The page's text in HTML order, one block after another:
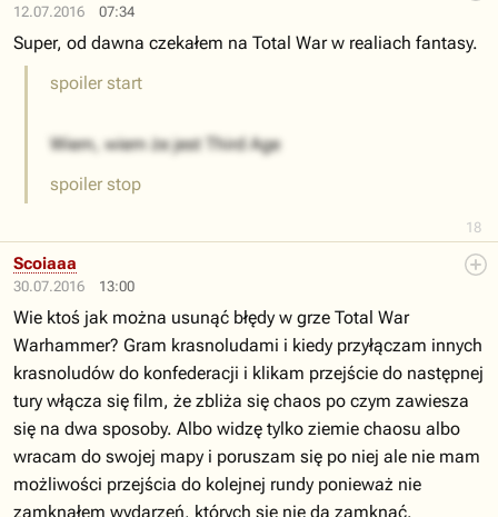
12.07.2016 07:34
18
Super, od dawna czekałem na Total War w realiach fantasy.
spoiler start
Wiem, wiem że jest Third Age
spoiler stop
30.07.2016 13:00
Scoiaaa
Wie ktoś jak można usunąć błędy w grze Total War
Warhammer? Gram krasnoludami i kiedy przyłączam innych
krasnoludów do konfederacji i klikam przejście do następnej
tury włącza się film, że zbliża się chaos po czym zawiesza
się na dwa sposoby. Albo widzę tylko ziemie chaosu albo
wracam do swojej mapy i poruszam się po niej ale nie mam
możliwości przejścia do kolejnej rundy ponieważ nie
zamknąłem wydarzeń, których się nie da zamknąć.